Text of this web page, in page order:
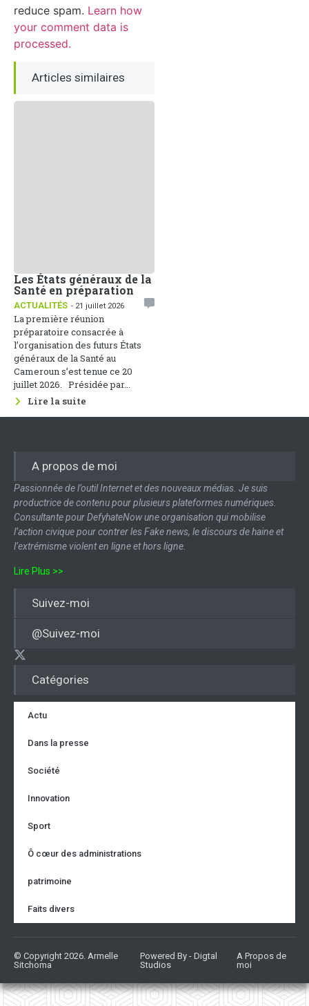
reduce spam. Learn how
your comment data is
processed.
Articles similaires
Les États généraux de la
Santé en préparation
ACTUALITÉS - 21 juillet 2026
La première réunion
préparatoire consacrée à
l’organisation des futurs États
généraux de la Santé au
Cameroun s’est tenue ce 20
juillet 2026. Présidée par...
Lire la suite
Catégories
Actu
Dans la presse
Société
Innovation
Sport
Ô cœur des administrations
patrimoine
Faits divers
A propos de moi
Passionnée de l’outil Internet et des nouveaux médias. Je suis
productrice de contenu pour plusieurs plateformes numériques.
Consultante pour DefyhateNow une organisation qui mobilise
l’action civique pour contrer les Fake news, le discours de haine et
l’extrémisme violent en ligne et hors ligne.
Lire Plus >>
Suivez-moi
@Suivez-moi
© Copyright 2026. Armelle
Sitchoma
Powered By - Digtal
Studios
A Propos de
moi